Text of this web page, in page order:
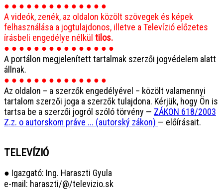
● ● ● ● ● ● ● ● ● ● ● ● ● ●
A videók, zenék, az oldalon közölt szövegek és képek
felhasználása a jogtulajdonos, illetve a Televízió előzetes
írásbeli engedélye nélkül tilos.
● ● ● ● ● ● ● ● ● ● ● ● ● ● ●
A portálon megjelenített tartalmak szerzői jogvédelem alatt
állnak.
● ● ● ● ● ● ● ● ● ● ● ● ● ●
Az oldalon – a szerzők engedélyével – közölt valamennyi
tartalom szerzői joga a szerzők tulajdona. Kérjük, hogy Ön is
tartsa be a szerzői jogról szóló törvény — ZÁKON 618/2003
Z.z. o autorskom práve ... (autorský zákon) — előírásait.
TELEVÍZIÓ
● Igazgató: Ing. Haraszti Gyula
e-mail: haraszti/@/televizio.sk